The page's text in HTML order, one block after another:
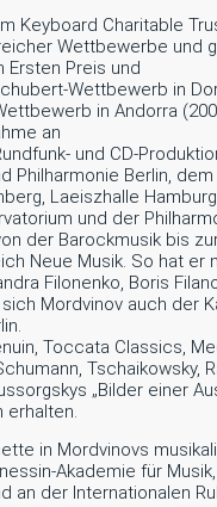
Keyboard Charitable
Wettbewerbe und
Preis und
Wettbewerb in
in Andorra
an
und CD-
Philharmonie Berlin,
Laeiszhalle
und der
der Barockmusik bis
Neue Musik. So hat er
Filonenko, Boris
Mordvinov auch der
Toccata Classics,
Tschaikowsky,
„Bilder einer
erhalten.
in Mordvinovs
Akademie für
an der Internationalen